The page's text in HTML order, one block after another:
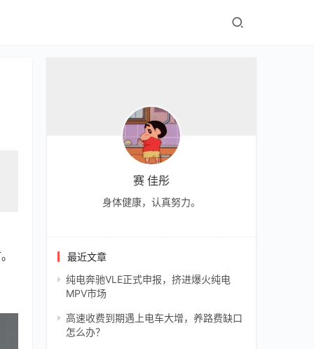
赛 佳彤
身体健康，认真努力。
最近文章
纯电奔驰VLE正式申报，挤进爆火纯电
MPV市场
高速收费到期遇上电车大增，养路费缺口
怎么办？